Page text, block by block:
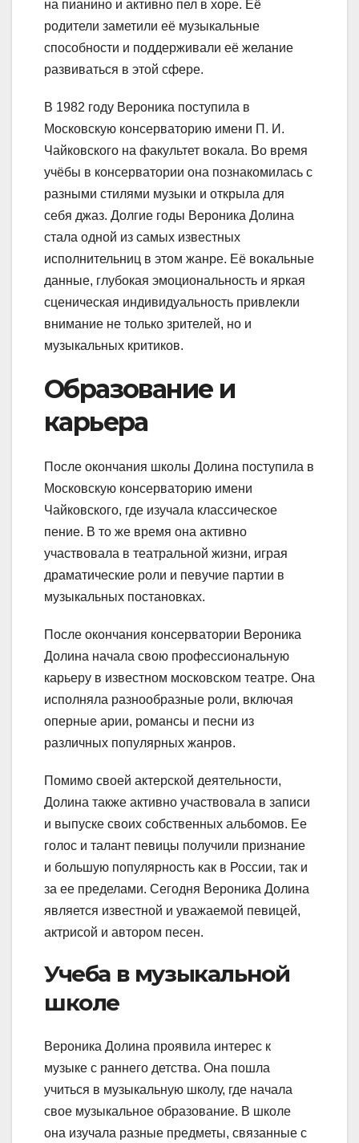
на пианино и активно пел в хоре. Её
родители заметили её музыкальные
способности и поддерживали её желание
развиваться в этой сфере.
В 1982 году Вероника поступила в
Московскую консерваторию имени П. И.
Чайковского на факультет вокала. Во время
учёбы в консерватории она познакомилась с
разными стилями музыки и открыла для
себя джаз. Долгие годы Вероника Долина
стала одной из самых известных
исполнительниц в этом жанре. Её вокальные
данные, глубокая эмоциональность и яркая
сценическая индивидуальность привлекли
внимание не только зрителей, но и
музыкальных критиков.
Образование и
карьера
После окончания школы Долина поступила в
Московскую консерваторию имени
Чайковского, где изучала классическое
пение. В то же время она активно
участвовала в театральной жизни, играя
драматические роли и певучие партии в
музыкальных постановках.
После окончания консерватории Вероника
Долина начала свою профессиональную
карьеру в известном московском театре. Она
исполняла разнообразные роли, включая
оперные арии, романсы и песни из
различных популярных жанров.
Помимо своей актерской деятельности,
Долина также активно участвовала в записи
и выпуске своих собственных альбомов. Ее
голос и талант певицы получили признание
и большую популярность как в России, так и
за ее пределами. Сегодня Вероника Долина
является известной и уважаемой певицей,
актрисой и автором песен.
Учеба в музыкальной
школе
Вероника Долина проявила интерес к
музыке с раннего детства. Она пошла
учиться в музыкальную школу, где начала
свое музыкальное образование. В школе
она изучала разные предметы, связанные с